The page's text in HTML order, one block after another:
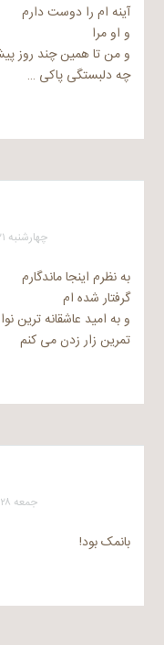
آینه ام را دوست دارم
و او مرا
و من تا همین چند روز
چه دلبستگی پاکی …
چهارشنبه ۲۱ آذر ۱۳۸۶ در ۶:۳۴ بعد از ظهر
به نظرم اینجا ماندگارم
گرفتار شده ام
و به امید عاشقانه ترین
تمرین زار زدن می کنم
جمعه ۲۸ دی ۱۳۸۶ در ۶:۱۱ بعد از ظهر
بانمک بود!